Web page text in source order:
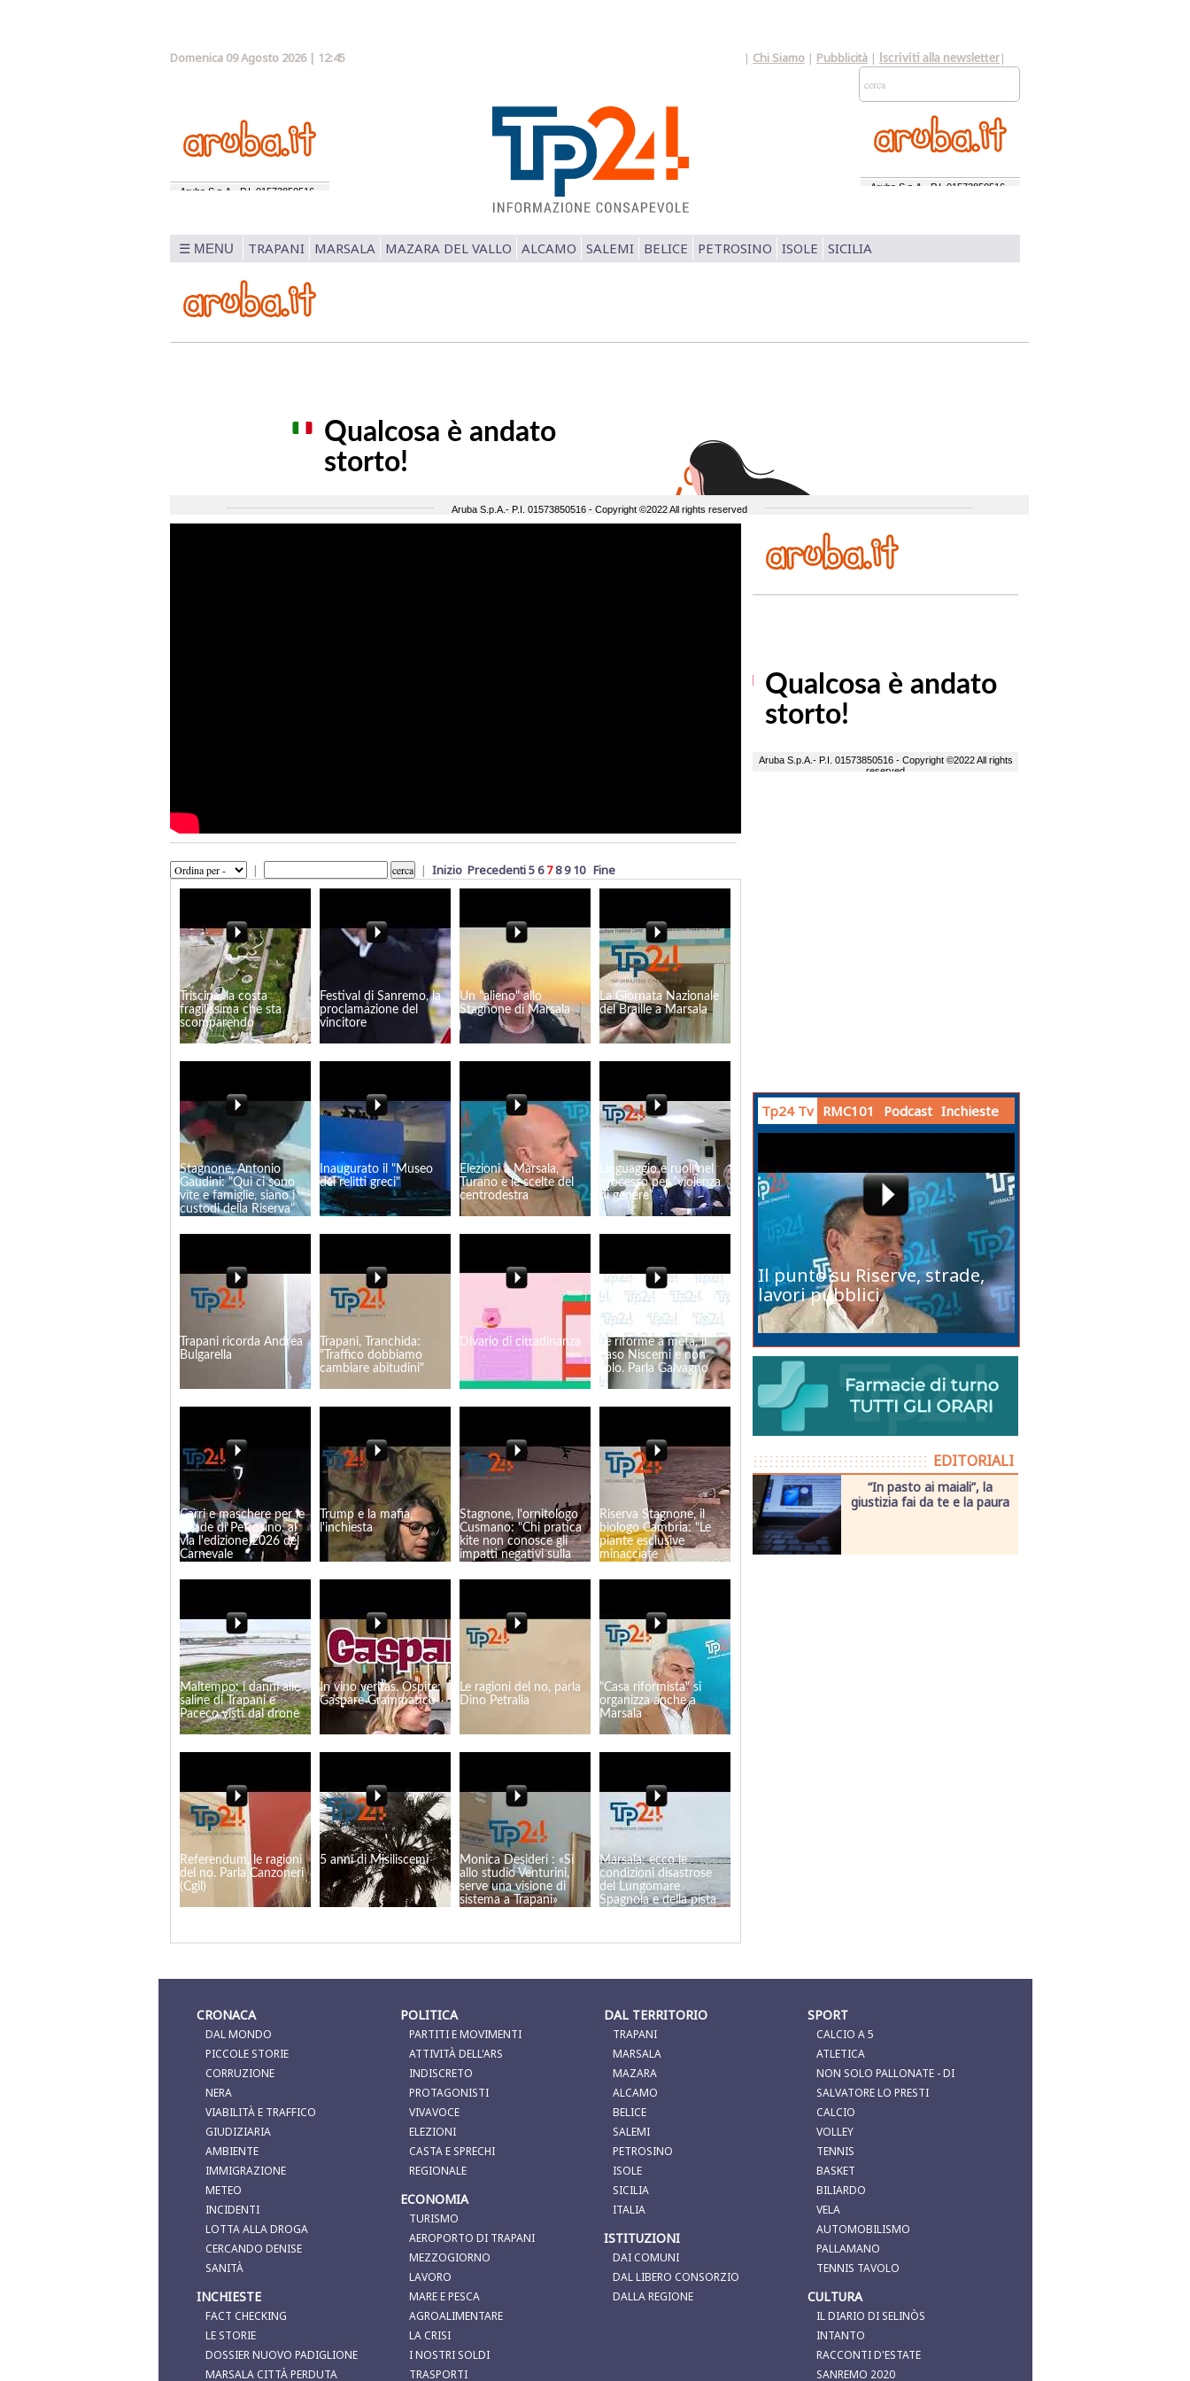
Domenica 09 Agosto 2026 | 12:45 | Chi Siamo | Pubblicità | Iscriviti alla newsletter |
☰ MENU TRAPANI MARSALA MAZARA DEL VALLO ALCAMO SALEMI BELICE PETROSINO ISOLE SICILIA
| | Inizio Precedenti56 789 10 Fine
Triscina, la costa
fragilissima che sta
scomparendo
Festival di Sanremo, la
proclamazione del
vincitore
Un "alieno" allo
Stagnone di Marsala
La Giornata Nazionale
del Braille a Marsala
Stagnone, Antonio
Gaudini: "Qui ci sono
vite e famiglie, siano i
custodi della Riserva"
Inaugurato il "Museo
dei relitti greci"
Elezioni a Marsala,
Turano e le scelte del
centrodestra
Linguaggio e ruoli nel
processo per “violenza
di genere”
Trapani ricorda Andrea
Bulgarella
Trapani, Tranchida:
"Traffico dobbiamo
cambiare abitudini"
Divario di cittadinanza
Le riforme a metà, il
caso Niscemi e non
solo. Parla Galvagno
Carri e maschere per le
strade di Petrosino, al
via l'edizione 2026 del
Carnevale
Trump e la mafia,
l'inchiesta
Stagnone, l'ornitologo
Cusmano: "Chi pratica
kite non conosce gli
impatti negativi sulla
Riserva Stagnone, il
biologo Cambria: "Le
piante esclusive
minacciate
Maltempo: i danni alle
saline di Trapani e
Paceco visti dal drone
In vino veritas. Ospite:
Gaspare Grammatico
Le ragioni del no, parla
Dino Petralia
"Casa riformista" si
organizza anche a
Marsala
Referendum, le ragioni
del no. Parla Canzoneri
(Cgil)
5 anni di Misiliscemi
Monica Desideri : «Sì
allo studio Venturini,
serve una visione di
sistema a Trapani»
Marsala: ecco le
condizioni disastrose
del Lungomare
Spagnola e della pista
Tp24 Tv RMC101 Podcast Inchieste
Il punto su Riserve, strade,
lavori pubblici
EDITORIALI
“In pasto ai maiali”, la
giustizia fai da te e la paura
CRONACA
DAL MONDO
PICCOLE STORIE
CORRUZIONE
NERA
VIABILITÀ E TRAFFICO
GIUDIZIARIA
AMBIENTE
IMMIGRAZIONE
METEO
INCIDENTI
LOTTA ALLA DROGA
CERCANDO DENISE
SANITÀ
INCHIESTE
FACT CHECKING
LE STORIE
DOSSIER NUOVO PADIGLIONE
MARSALA CITTÀ PERDUTA
POLITICA
PARTITI E MOVIMENTI
ATTIVITÀ DELL'ARS
INDISCRETO
PROTAGONISTI
VIVAVOCE
ELEZIONI
CASTA E SPRECHI
REGIONALE
ECONOMIA
TURISMO
AEROPORTO DI TRAPANI
MEZZOGIORNO
LAVORO
MARE E PESCA
AGROALIMENTARE
LA CRISI
I NOSTRI SOLDI
TRASPORTI
DAL TERRITORIO
TRAPANI
MARSALA
MAZARA
ALCAMO
BELICE
SALEMI
PETROSINO
ISOLE
SICILIA
ITALIA
ISTITUZIONI
DAI COMUNI
DAL LIBERO CONSORZIO
DALLA REGIONE
SPORT
CALCIO A 5
ATLETICA
NON SOLO PALLONATE - DI
SALVATORE LO PRESTI
CALCIO
VOLLEY
TENNIS
BASKET
BILIARDO
VELA
AUTOMOBILISMO
PALLAMANO
TENNIS TAVOLO
CULTURA
IL DIARIO DI SELINÒS
INTANTO
RACCONTI D'ESTATE
SANREMO 2020